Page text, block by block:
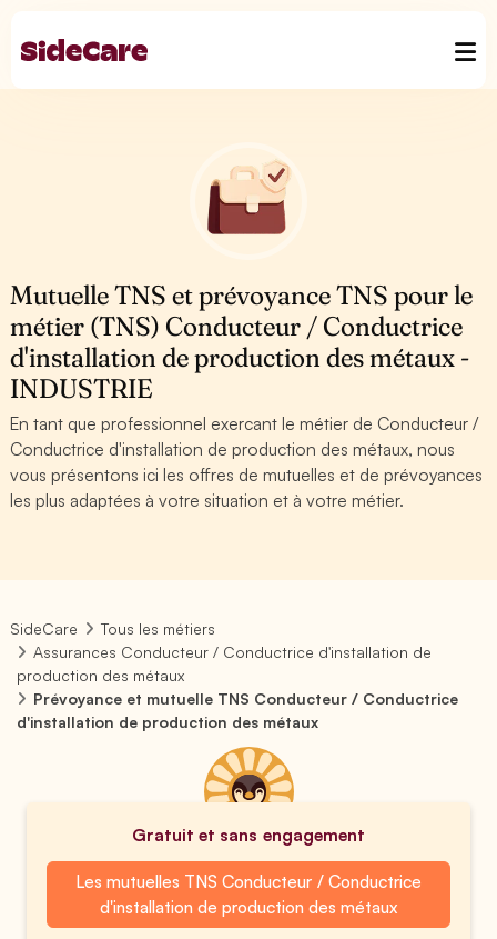
Mutuelle TNS et prévoyance TNS pour le
métier (TNS) Conducteur / Conductrice
d'installation de production des métaux -
INDUSTRIE
En tant que professionnel exercant le métier de Conducteur /
Conductrice d'installation de production des métaux, nous
vous présentons ici les offres de mutuelles et de prévoyances
les plus adaptées à votre situation et à votre métier.
SideCare
Tous les métiers
Assurances Conducteur / Conductrice d'installation de
production des métaux
Prévoyance et mutuelle TNS Conducteur / Conductrice
d'installation de production des métaux
Gratuit et sans engagement
Les mutuelles TNS Conducteur / Conductrice
d'installation de production des métaux